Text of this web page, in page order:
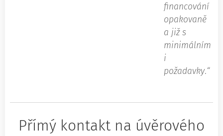
financování
opakovaně
a již s
minimálním
i
požadavky.“
Přímý kontakt na úvěrového